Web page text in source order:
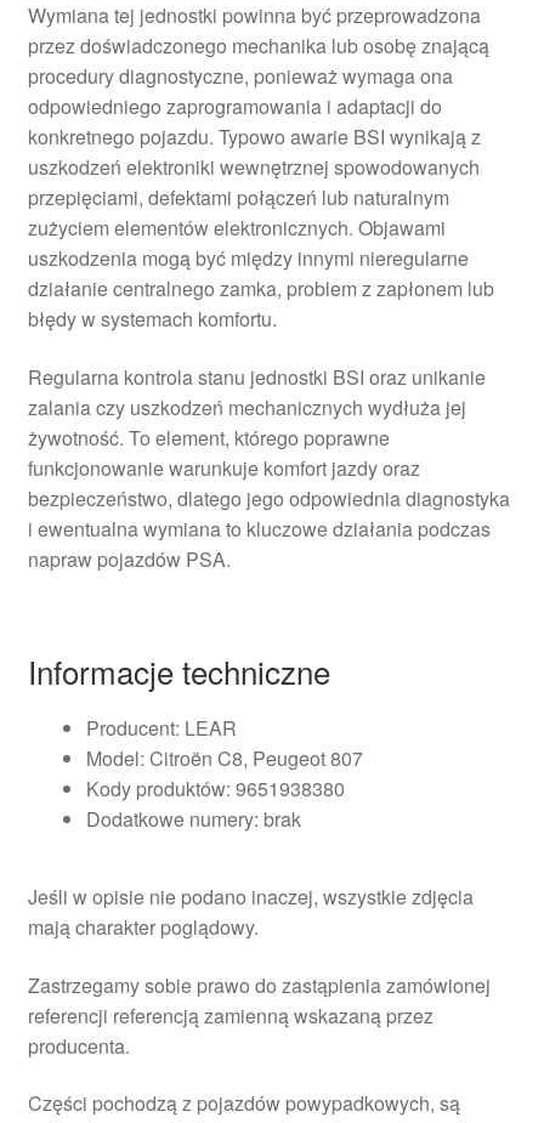
Wymiana tej jednostki powinna być przeprowadzona
przez doświadczonego mechanika lub osobę znającą
procedury diagnostyczne, ponieważ wymaga ona
odpowiedniego zaprogramowania i adaptacji do
konkretnego pojazdu. Typowo awarie BSI wynikają z
uszkodzeń elektroniki wewnętrznej spowodowanych
przepięciami, defektami połączeń lub naturalnym
zużyciem elementów elektronicznych. Objawami
uszkodzenia mogą być między innymi nieregularne
działanie centralnego zamka, problem z zapłonem lub
błędy w systemach komfortu.
Regularna kontrola stanu jednostki BSI oraz unikanie
zalania czy uszkodzeń mechanicznych wydłuża jej
żywotność. To element, którego poprawne
funkcjonowanie warunkuje komfort jazdy oraz
bezpieczeństwo, dlatego jego odpowiednia diagnostyka
i ewentualna wymiana to kluczowe działania podczas
napraw pojazdów PSA.
Informacje techniczne
Producent: LEAR
Model: Citroën C8, Peugeot 807
Kody produktów: 9651938380
Dodatkowe numery: brak
Jeśli w opisie nie podano inaczej, wszystkie zdjęcia
mają charakter poglądowy.
Zastrzegamy sobie prawo do zastąpienia zamówionej
referencji referencją zamienną wskazaną przez
producenta.
Części pochodzą z pojazdów powypadkowych, są